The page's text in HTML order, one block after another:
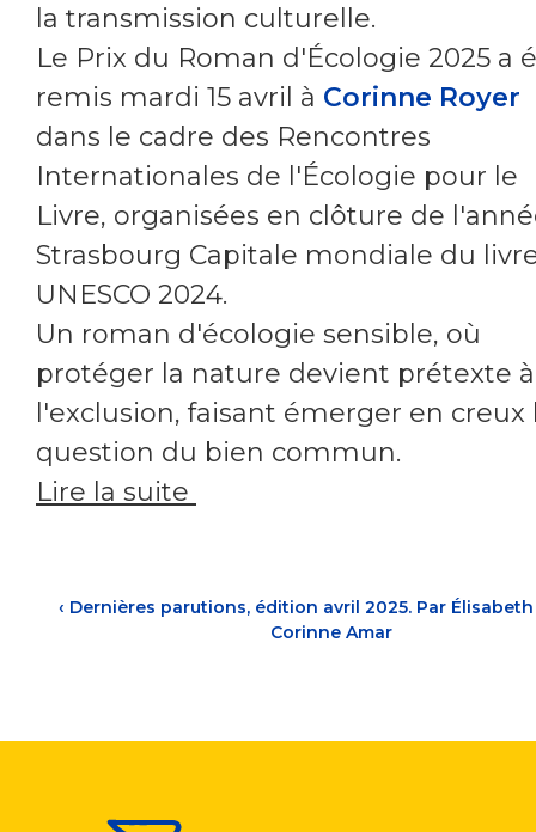
la transmission culturelle.
Le Prix du Roman d'Écologie 2025 a
remis mardi 15 avril à Corinne Royer
dans le cadre des Rencontres
Internationales de l'Écologie pour le
Livre, organisées en clôture de
Strasbourg Capitale mondiale du
UNESCO 2024.
Un roman d'écologie sensible, où
protéger la nature devient prétexte à
l'exclusion, faisant émerger en creux
question du bien commun.
Lire la suite
‹ Dernières parutions, édition avril 2025. Par
Corinne Amar